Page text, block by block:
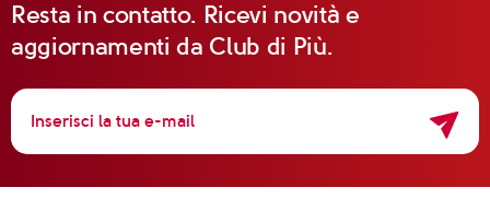
Resta in contatto. Ricevi novità e
aggiornamenti da Club di Più.